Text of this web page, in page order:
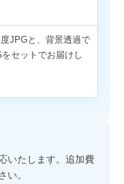
JPGと、背景透過で
セットでお届けし
いたします。追加費
い。